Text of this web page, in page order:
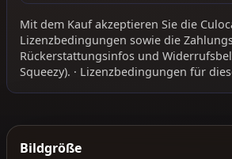
Mit dem Kauf akzeptieren Sie die
Lizenzbedingungen sowie die
Rückerstattungsinfos und
Squeezy). · Lizenzbedingungen für
Bildgröße